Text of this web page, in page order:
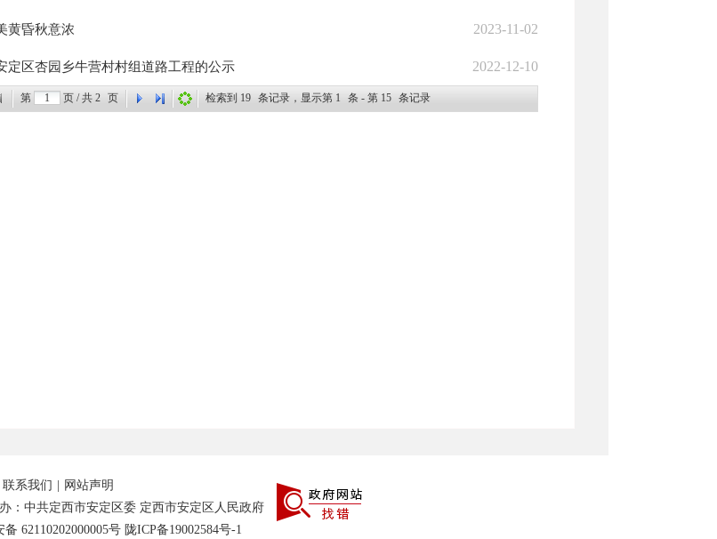
黄昏秋意浓 2023-11-02
定区杏园乡牛营村村组道路工程的公示 2022-12-10
第 页 / 共 2 页 检索到 19 条记录，显示第 1 条 - 第 15 条记录
联系我们
网站声明
：中共定西市安定区委 定西市安定区人民政府
62110202000005号 陇ICP备19002584号-1